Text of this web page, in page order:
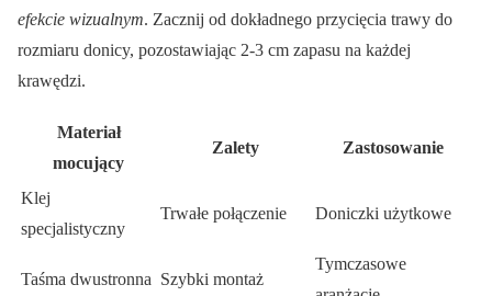
efekcie wizualnym. Zacznij od dokładnego przycięcia trawy do
rozmiaru donicy, pozostawiając 2-3 cm zapasu na każdej
krawędzi.
Materiał
mocujący
Zalety Zastosowanie
Klej
specjalistyczny
Trwałe połączenie Doniczki użytkowe
Taśma dwustronna Szybki montaż
Tymczasowe